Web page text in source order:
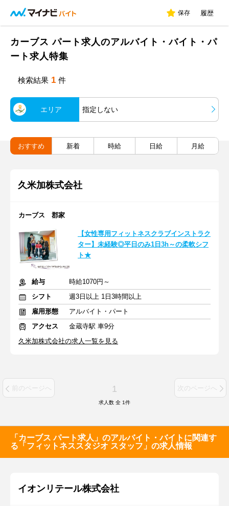
保存 履歴
カーブス パート求人のアルバイト・バイト・パ
ート求人特集
検索結果 1 件
エリア 指定しない
おすすめ 新着 時給 日給 月給
久米加株式会社
カーブス 郡家
【女性専用フィットネスクラブインストラク
ター】未経験◎平日のみ1日3h～の柔軟シフ
ト★
給与
時給1070円～
シフト
週3日以上 1日3時間以上
雇用形態
アルバイト・パート
アクセス
金蔵寺駅 車9分
久米加株式会社の求人一覧を見る
前のページへ 1 次のページへ
求人数 全 1件
「カーブス パート求人」のアルバイト・バイトに関連す
る「フィットネススタジオ スタッフ」の求人情報
イオンリテール株式会社